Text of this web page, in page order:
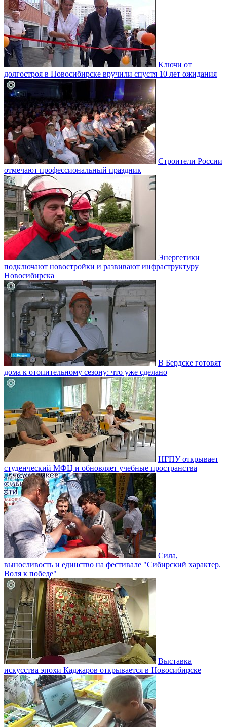
Ключи от
долгостроя в Новосибирске вручили спустя 10 лет ожидания
Строители России
отмечают профессиональный праздник
Энергетики
подключают новостройки и развивают инфраструктуру
Новосибирска
В Бердске готовят
дома к отопительному сезону: что уже сделано
НГПУ открывает
студенческий МФЦ и обновляет учебные пространства
Сила,
выносливость и единство на фестивале "Сибирский характер.
Воля к победе"
Выставка
искусства эпохи Каджаров открывается в Новосибирске